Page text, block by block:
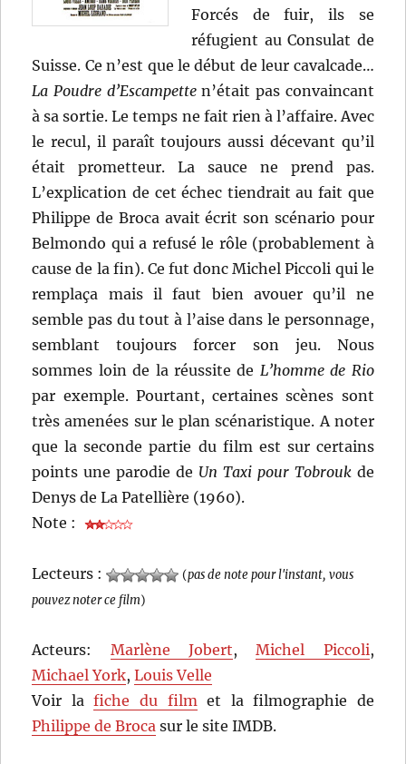
Forcés de fuir, ils se
réfugient au Consulat de
Suisse. Ce n’est que le début de leur cavalcade…
La Poudre d’Escampetten’était pas convaincant
à sa sortie. Le temps ne fait rien à l’affaire. Avec
le recul, il paraît toujours aussi décevant qu’il
était prometteur. La sauce ne prend pas.
L’explication de cet échec tiendrait au fait que
Philippe de Broca avait écrit son scénario pour
Belmondo qui a refusé le rôle (probablement à
cause de la fin). Ce fut donc Michel Piccoli qui le
remplaça mais il faut bien avouer qu’il ne
semble pas du tout à l’aise dans le personnage,
semblant toujours forcer son jeu. Nous
sommes loin de la réussite de L’homme de Rio
par exemple. Pourtant, certaines scènes sont
très amenées sur le plan scénaristique. A noter
que la seconde partie du film est sur certains
points une parodie de Un Taxi pour Tobroukde
Denys de La Patellière (1960).
Note :
Lecteurs : (pas de note pour l'instant, vous
pouvez noter ce film)
Acteurs: Marlène Jobert,Michel Piccoli,
Michael York,Louis Velle
Voir lafiche du filmet la filmographie de
Philippe de Broca sur le site IMDB.